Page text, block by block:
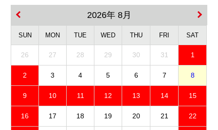
2026年 8月
SUN MON TUE WED THU FRI SAT
26 27 28 29 30 31 1
2 3 4 5 6 7 8
9 10 11 12 13 14 15
16 17 18 19 20 21 22